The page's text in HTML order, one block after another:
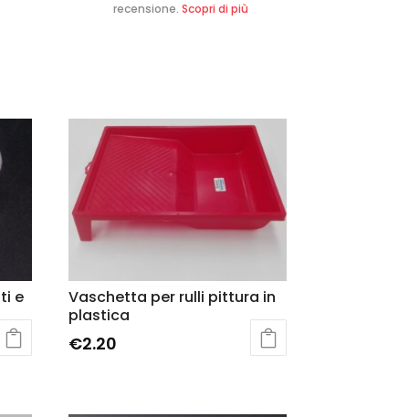
recensione.Scopri di più
e
Vaschetta per rulli pittura in
plastica
€2.20